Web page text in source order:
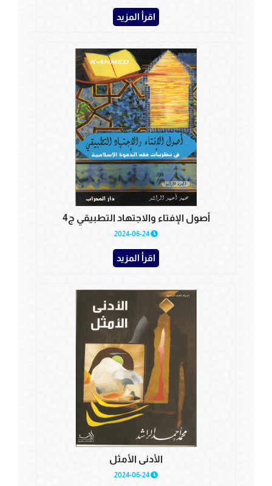
اقرأ المزيد
أصول الإفتاء والاجتهاد التطبيقي ج4
2024-06-24
اقرأ المزيد
الأدنى الأمثل
2024-06-24